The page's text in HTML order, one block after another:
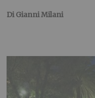
Di Gianni Milani